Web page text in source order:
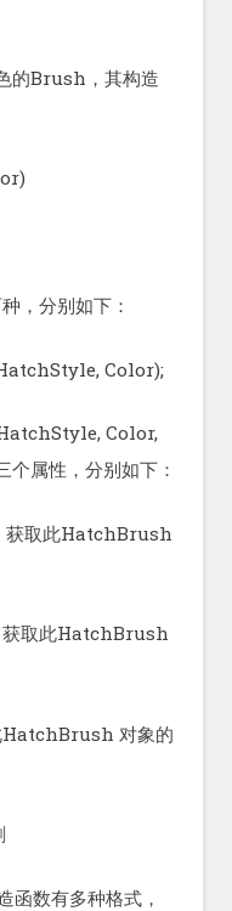
的Brush，其构造
，分别如下：
Color);
Color,
属性，分别如下：
获取此HatchBrush
获取此HatchBrush
HatchBrush 对象的
数有多种格式，